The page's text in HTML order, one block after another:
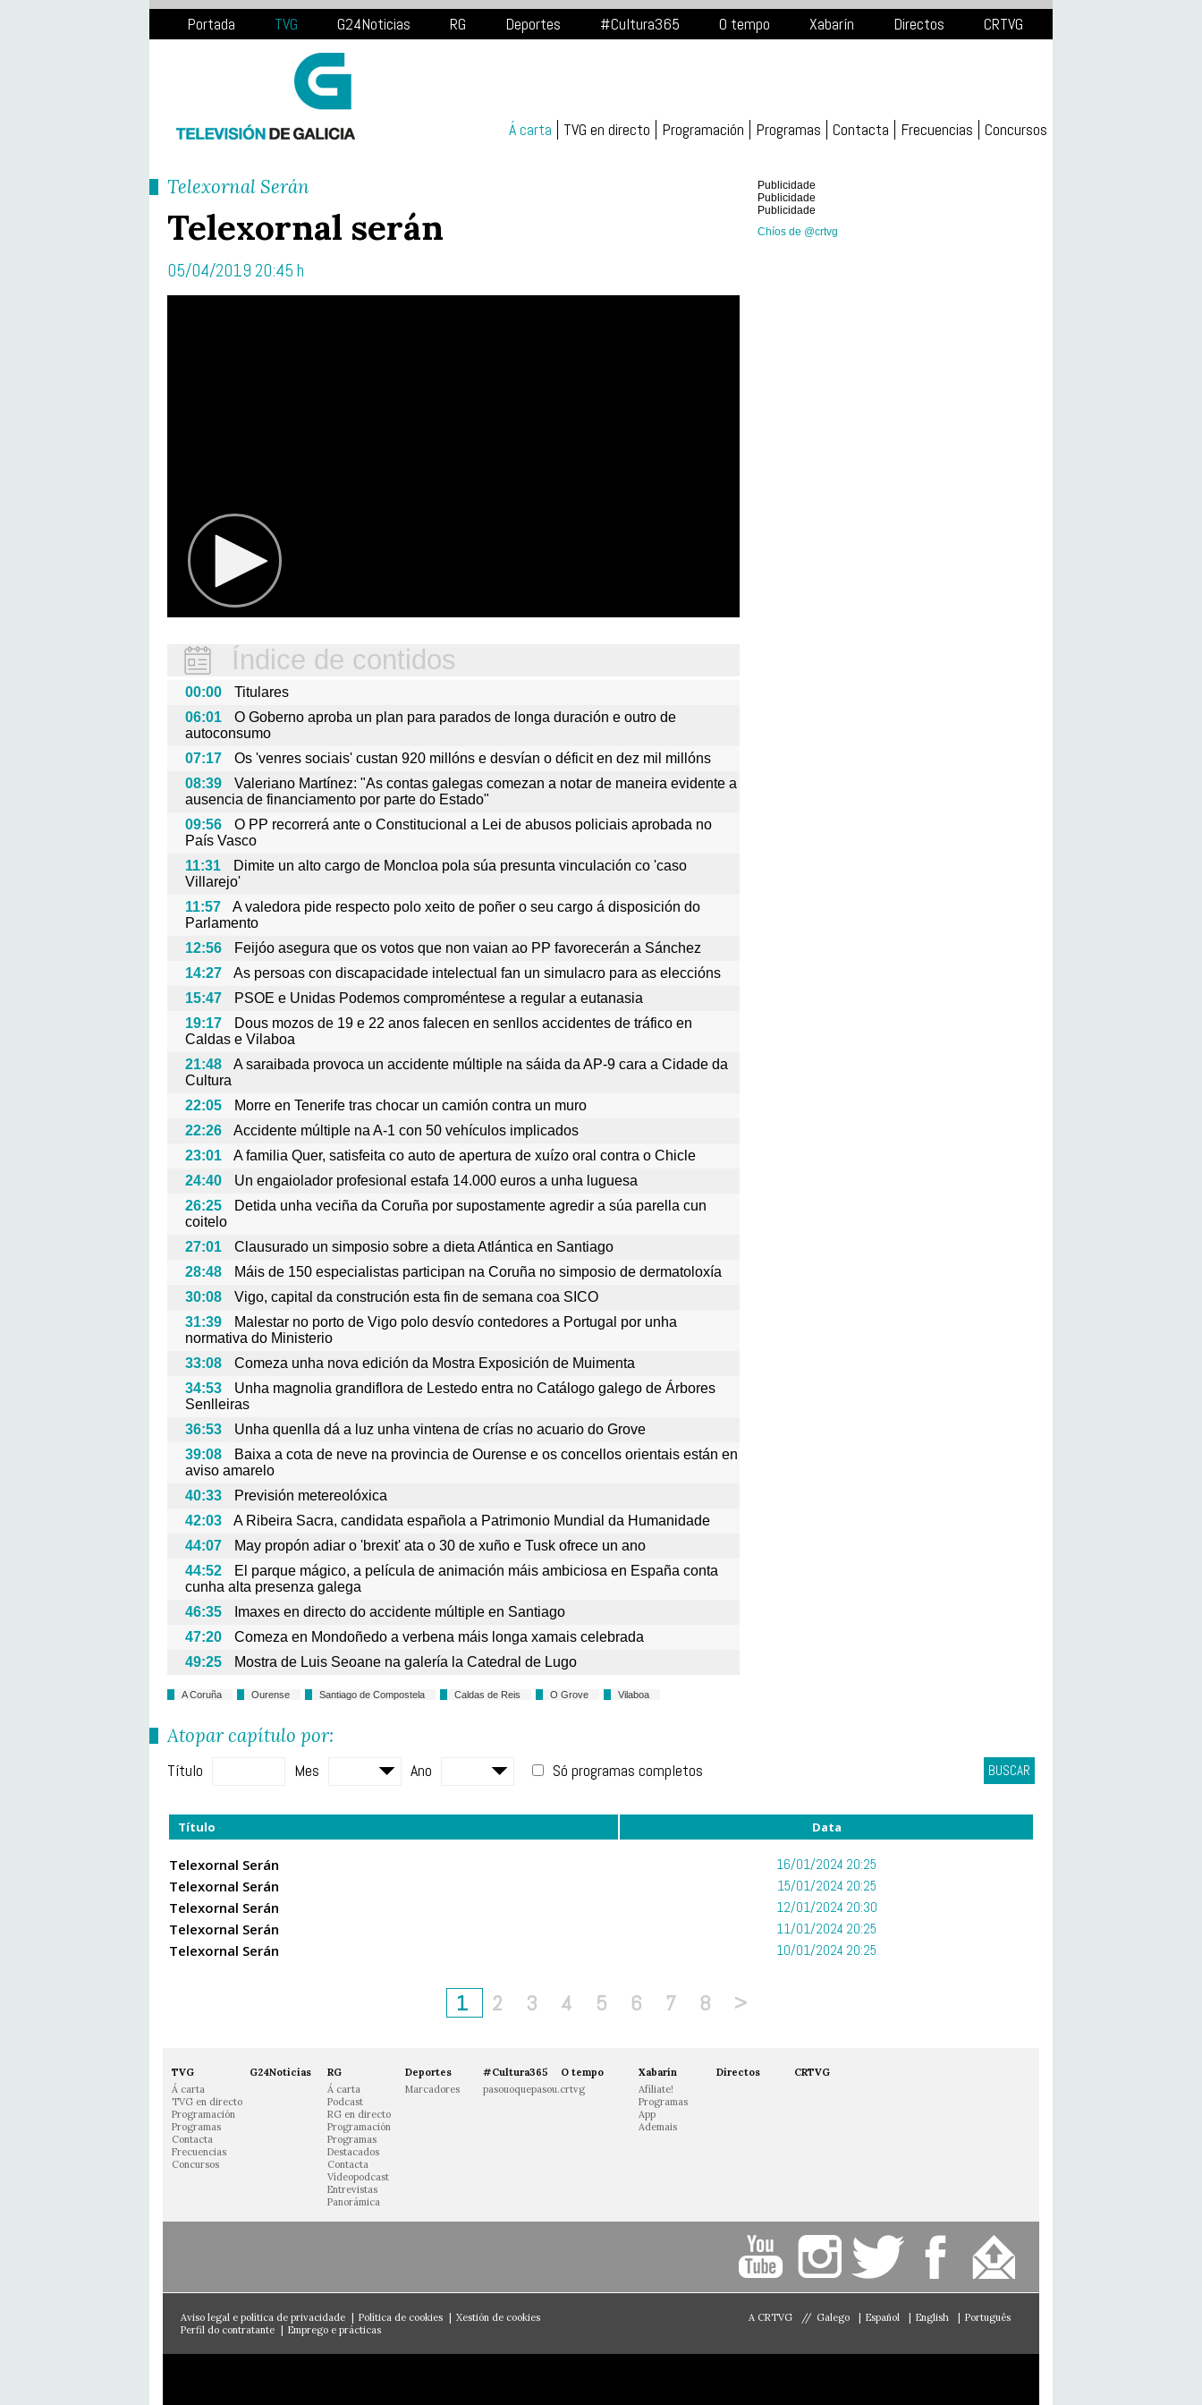
Portada TVG G24Noticias RG Deportes #Cultura365 O tempo Xabarín Directos CRTVG
Á carta TVG en directo Programación Programas Contacta Frecuencias Concursos
Telexornal Serán
Telexornal serán
05/04/2019 20:45 h
Índice de contidos
00:00
Titulares
06:01
O Goberno aproba un plan para parados de longa duración e outro de
autoconsumo
07:17
Os 'venres sociais' custan 920 millóns e desvían o déficit en dez mil millóns
08:39
Valeriano Martínez: "As contas galegas comezan a notar de maneira evidente a
ausencia de financiamento por parte do Estado"
09:56
O PP recorrerá ante o Constitucional a Lei de abusos policiais aprobada no
País Vasco
11:31
Dimite un alto cargo de Moncloa pola súa presunta vinculación co 'caso
Villarejo'
11:57
A valedora pide respecto polo xeito de poñer o seu cargo á disposición do
Parlamento
12:56
Feijóo asegura que os votos que non vaian ao PP favorecerán a Sánchez
14:27
As persoas con discapacidade intelectual fan un simulacro para as eleccións
15:47
PSOE e Unidas Podemos comproméntese a regular a eutanasia
19:17
Dous mozos de 19 e 22 anos falecen en senllos accidentes de tráfico en
Caldas e Vilaboa
21:48
A saraibada provoca un accidente múltiple na sáida da AP-9 cara a Cidade da
Cultura
22:05
Morre en Tenerife tras chocar un camión contra un muro
22:26
Accidente múltiple na A-1 con 50 vehículos implicados
23:01
A familia Quer, satisfeita co auto de apertura de xuízo oral contra o Chicle
24:40
Un engaiolador profesional estafa 14.000 euros a unha luguesa
26:25
Detida unha veciña da Coruña por supostamente agredir a súa parella cun
coitelo
27:01
Clausurado un simposio sobre a dieta Atlántica en Santiago
28:48
Máis de 150 especialistas participan na Coruña no simposio de dermatoloxía
30:08
Vigo, capital da construción esta fin de semana coa SICO
31:39
Malestar no porto de Vigo polo desvío contedores a Portugal por unha
normativa do Ministerio
33:08
Comeza unha nova edición da Mostra Exposición de Muimenta
34:53
Unha magnolia grandiflora de Lestedo entra no Catálogo galego de Árbores
Senlleiras
36:53
Unha quenlla dá a luz unha vintena de crías no acuario do Grove
39:08
Baixa a cota de neve na provincia de Ourense e os concellos orientais están en
aviso amarelo
40:33
Previsión metereolóxica
42:03
A Ribeira Sacra, candidata española a Patrimonio Mundial da Humanidade
44:07
May propón adiar o 'brexit' ata o 30 de xuño e Tusk ofrece un ano
44:52
El parque mágico, a película de animación máis ambiciosa en España conta
cunha alta presenza galega
46:35
Imaxes en directo do accidente múltiple en Santiago
47:20
Comeza en Mondoñedo a verbena máis longa xamais celebrada
49:25
Mostra de Luis Seoane na galería la Catedral de Lugo
A Coruña Ourense Santiago de Compostela Caldas de Reis O Grove Vilaboa
Publicidade
Publicidade
Publicidade
Chíos de @crtvg
Atopar capítulo por:
Título Mes Ano Só programas completos BUSCAR
Título Data
Telexornal Serán 16/01/2024 20:25
Telexornal Serán 15/01/2024 20:25
Telexornal Serán 12/01/2024 20:30
Telexornal Serán 11/01/2024 20:25
Telexornal Serán 10/01/2024 20:25
1 2 3 4 5 6 7 8 >
TVG
Á carta
TVG en directo
Programación
Programas
Contacta
Frecuencias
Concursos
G24Noticias
RG
Á carta
Podcast
RG en directo
Programación
Programas
Destacados
Contacta
Vídeopodcast
Entrevistas
Panorámica
Deportes
Marcadores
#Cultura365
pasouoquepasou.crtvg
O tempo
Xabarín
Afíliate!
Programas
App
Ademais
Directos CRTVG
Aviso legal e política de privacidade Política de cookies
Xestión de cookies
Perfil do contratante
Emprego e prácticas
A CRTVG // Galego Español English Português